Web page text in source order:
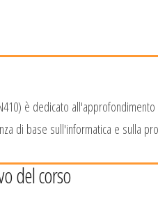
è dedicato
di base sull'informatica e sulla
del corso